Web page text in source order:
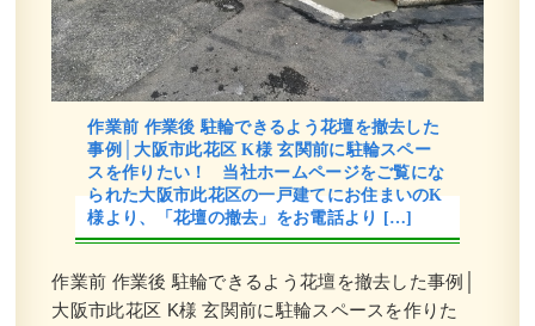
作業前 作業後 駐輪できるよう花壇を撤去した
事例│大阪市此花区 K様 玄関前に駐輪スペー
スを作りたい！ 当社ホームページをご覧にな
られた大阪市此花区の一戸建てにお住まいのK
様より、「花壇の撤去」をお電話より […]
作業前 作業後 駐輪できるよう花壇を撤去した事例│
大阪市此花区 K様 玄関前に駐輪スペースを作りた